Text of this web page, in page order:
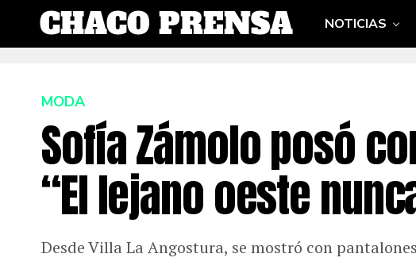
NOTICIAS
MODA
Sofía Zámolo posó
“El lejano oeste
Desde Villa La Angostura, se mostró con